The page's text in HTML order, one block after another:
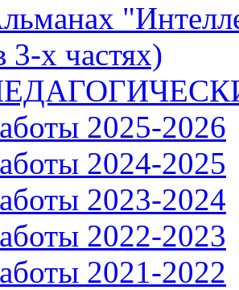
3-х частях)
2025-2026
2024-2025
2023-2024
2022-2023
2021-2022